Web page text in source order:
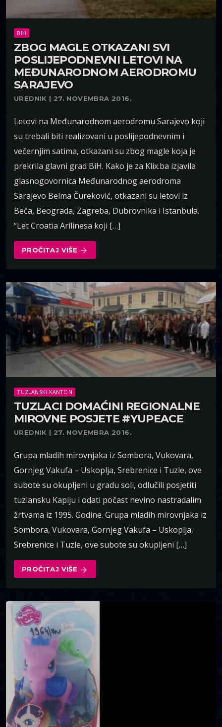
BIH
ZBOG MAGLE OTKAZANI SVI
POSLIJEPODNEVNI LETOVI NA
MEĐUNARODNOM AERODROMU
SARAJEVO
UREDNIK | 27. NOVEMBRA 2016.
Letovi na Međunarodnom aerodromu Sarajevo koji
su trebali biti realizovani u poslijepodnevnim i
večernjim satima, otkazani su zbog magle koja je
prekrila glavni grad BiH. Kako je za Klix.ba izjavila
glasnogovornica Međunarodnog aerodroma
Sarajevo Belma Čureković, otkazani su letovi iz
Beča, Beograda, Zagreba, Dubrovnika i Istanbula.
“Let Croatia Arilinesa koji […]
PROČITAJ VIŠE arrow_forward
TUZLANSKI KANTON
TUZLACI DOMAĆINI REGIONALNE
MIROVNE POSJETE #YUPEACE
UREDNIK | 27. NOVEMBRA 2016.
Grupa mladih mirovnjaka iz Sombora, Vukovara,
Gornjeg Vakufa – Uskoplja, Srebrenice i Tuzle, ove
subote su okupljeni u gradu soli, odlučili posjetiti
tuzlansku Kapiju i odati počast nevino nastradalim
žrtvama iz 1995. Godine. Grupa mladih mirovnjaka iz
Sombora, Vukovara, Gornjeg Vakufa – Uskoplja,
Srebrenice i Tuzle, ove subote su okupljeni […]
PROČITAJ VIŠE arrow_forward